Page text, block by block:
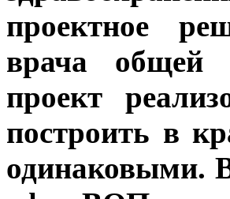
проектное
врача общей
проект
построить в
одинаковыми.